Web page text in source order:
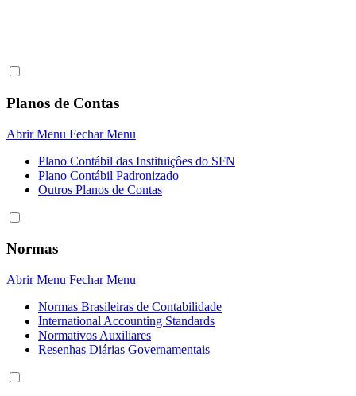
Planos de Contas
Abrir Menu Fechar Menu
Plano Contábil das Instituiçôes do SFN
Plano Contábil Padronizado
Outros Planos de Contas
Normas
Abrir Menu Fechar Menu
Normas Brasileiras de Contabilidade
International Accounting Standards
Normativos Auxiliares
Resenhas Diárias Governamentais